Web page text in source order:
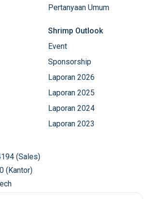
Pertanyaan Umum
Shrimp Outlook
Event
Sponsorship
Laporan 2026
Laporan 2025
Laporan 2024
Laporan 2023
(Sales)
(Kantor)